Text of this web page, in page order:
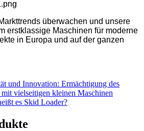
überwachen und unsere
erstklassige Maschinen für moderne
in Europa und auf der ganzen
und Innovation: Ermächtigung des
vielseitigen kleinen Maschinen
es Skid Loader?